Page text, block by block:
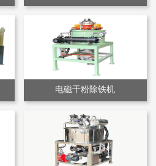
电磁干粉除铁机